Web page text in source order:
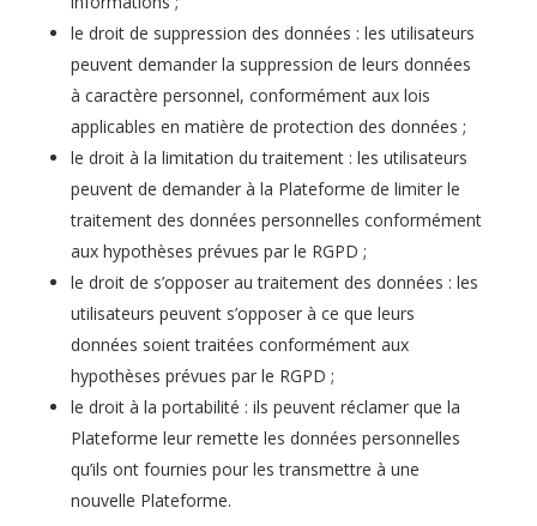
le droit de suppression des données : les utilisateurs
peuvent demander la suppression de leurs données
à caractère personnel, conformément aux lois
applicables en matière de protection des données ;
le droit à la limitation du traitement : les utilisateurs
peuvent de demander à la Plateforme de limiter le
traitement des données personnelles conformément
aux hypothèses prévues par le RGPD ;
le droit de s’opposer au traitement des données : les
utilisateurs peuvent s’opposer à ce que leurs
données soient traitées conformément aux
hypothèses prévues par le RGPD ;
le droit à la portabilité : ils peuvent réclamer que la
Plateforme leur remette les données personnelles
qu’ils ont fournies pour les transmettre à une
nouvelle Plateforme.